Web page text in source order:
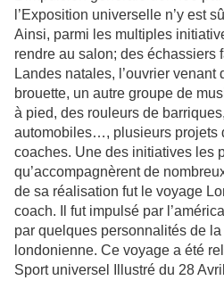
l’Exposition universelle n’y est
Ainsi, parmi les multiples
rendre au salon; des échassiers
Landes natales, l’ouvrier venant
brouette, un autre groupe de
à pied, des rouleurs de
automobiles…, plusieurs projets
coaches. Une des initiatives les
qu’accompagnèrent de
de sa réalisation fut le voyage
coach. Il fut impulsé par
par quelques personnalités de
londonienne. Ce voyage a été
Sport universel Illustré du 28